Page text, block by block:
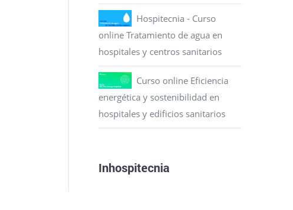
Hospitecnia - Curso
online Tratamiento de agua en
hospitales y centros sanitarios
Curso online Eficiencia
energética y sostenibilidad en
hospitales y edificios sanitarios
Inhospitecnia